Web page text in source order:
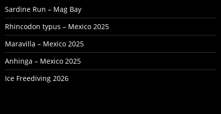
Sardine Run – Mag Bay
Rhincodon typus – Mexico 2025
Maravilla – Mexico 2025
Anhinga – Mexico 2025
Ice Freediving 2026